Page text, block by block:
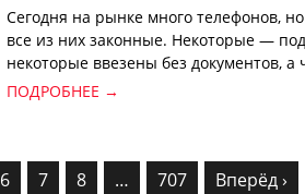
Сегодня на рынке много телефонов,
все из них законные. Некоторые —
некоторые ввезены без документов, а
быть украдена. Самое неприятное —
ПОДРОБНЕЕ →
6 7 8 … 707 Вперёд ›